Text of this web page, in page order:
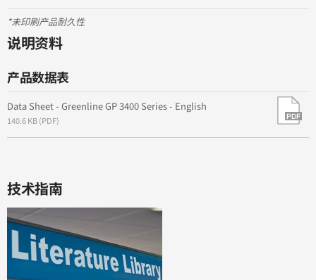
*未印刷产品耐久性
说明资料
产品数据表
Data Sheet - Greenline GP 3400 Series - English
140.6 KB (PDF)
技术指南